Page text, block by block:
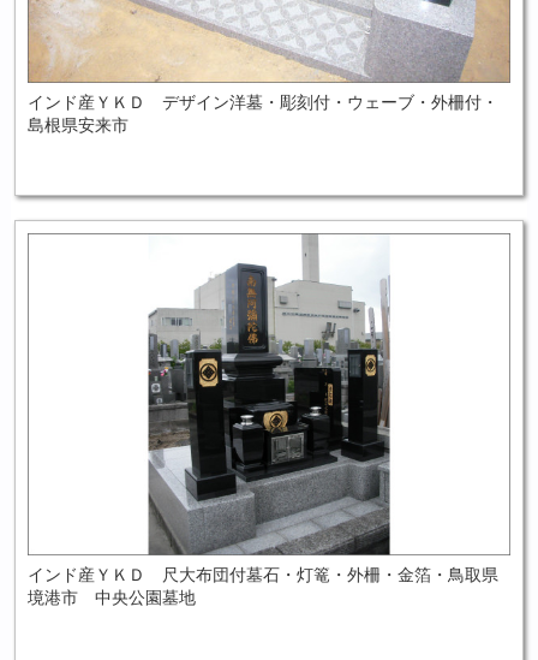
インド産ＹＫＤ デザイン洋墓・彫刻付・ウェーブ・外柵付・
島根県安来市
インド産ＹＫＤ 尺大布団付墓石・灯篭・外柵・金箔・鳥取県
境港市 中央公園墓地